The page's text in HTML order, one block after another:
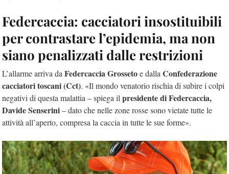
Federcaccia: cacciatori insostituibili
per contrastare l’epidemia, ma non
siano penalizzati dalle restrizioni
L’allarme arriva da Federcaccia Grossetoe dalla Confederazione
cacciatori toscani (Cct). «Il mondo venatorio rischia di subire i colpi
negativi di questa malattia – spiega il presidente di Federcaccia,
Davide Senserini– dato che nelle zone rosse sono vietate tutte le
attività all’aperto, compresa la caccia in tutte le sue forme».